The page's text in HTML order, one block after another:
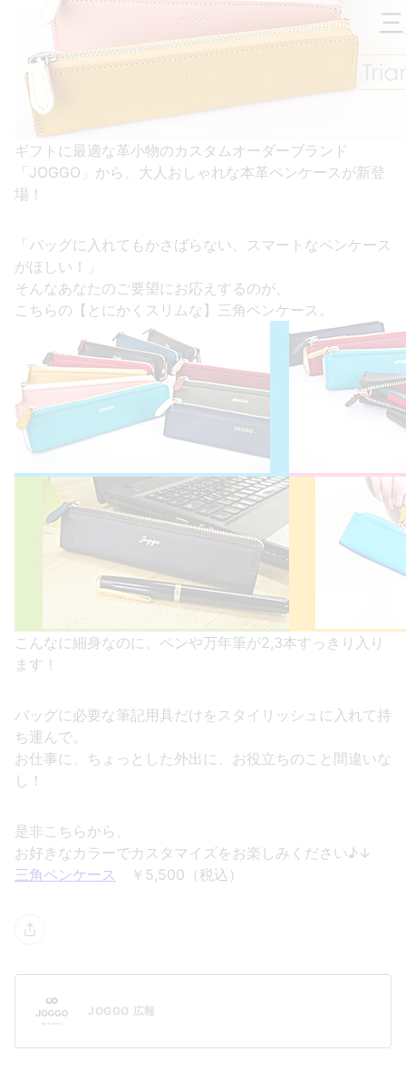
ギフトに最適な革小物のカスタムオーダーブランド
「JOGGO」から、大人おしゃれな本革ペンケースが新登
場！
「バッグに入れてもかさばらない、スマートなペンケース
がほしい！」
そんなあなたのご要望にお応えするのが、
こちらの【とにかくスリムな】三角ペンケース。
こんなに細身なのに、ペンや万年筆が2,3本すっきり入り
ます！
バッグに必要な筆記用具だけをスタイリッシュに入れて持
ち運んで。
お仕事に、ちょっとした外出に、お役立ちのこと間違いな
し！
是非こちらから、
お好きなカラーでカスタマイズをお楽しみください♪↓
三角ペンケース ￥5,500（税込）
JOGGO 広報